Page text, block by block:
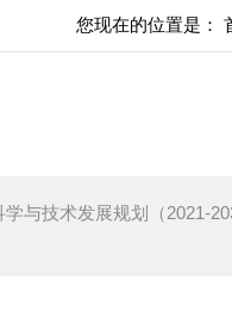
您现在的位置是：
与技术发展规划（2021-